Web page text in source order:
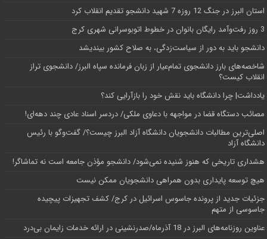
استان البرز در جنگ 12 روزه 7 شهید دانشجو تقدیم انقلاب کرد
3 روز رفت‌وآمد رایگان بانوان در خطوط اتوبوسرانی شهری کرج
دانشجو باید به دور از سیاست‌زدگی، به صلاح کشور بیندیشد
شاخصه‌های بارز دانشجوی تمام‌عیار از زبان فرمانده سپاه البرز/ دانشجوی تراز
انقلاب کیست؟
یادداشت| چرا دانشگاه باید نقش خود را بازآرایی کند؟
مصائب دستگاه قضا در مواجهه با دعاوی ملکی/ دردسر اسناد عادی چند‌ دهه‌ای!
اصلی‌ترین مطالبات دانشجویان دانشگاه آزاد البرز چیست؟/ گفت‌وگو با رئیس
دانشگاه آز‌اد
هشداری تاریخی که هنوز شنیده نمی‌شود/ دانشجو مؤذن جامعه است نه تماشاگر!
هیچ توسعه پایداری بدون همراهی دانشجویان ممکن نیست
جزئیات جدید از پرونده جاسوس اسرائیل در کرج/‌ کشف تجهیزات پیچیده
جاسوسی از متهم
عناوین روزنامه‌های البرز در ‌18 آذرماه/صدرنشینی در ارائه خدمات زایمان بی‌درد